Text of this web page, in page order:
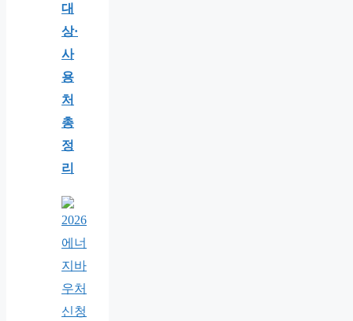
대
상·
사
용
처
총
정
리